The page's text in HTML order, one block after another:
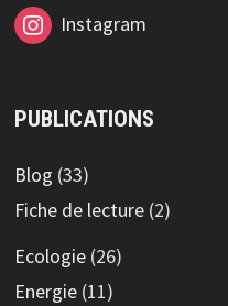
Instagram
PUBLICATIONS
Blog (33)
Fiche de lecture (2)
Ecologie (26)
Energie (11)